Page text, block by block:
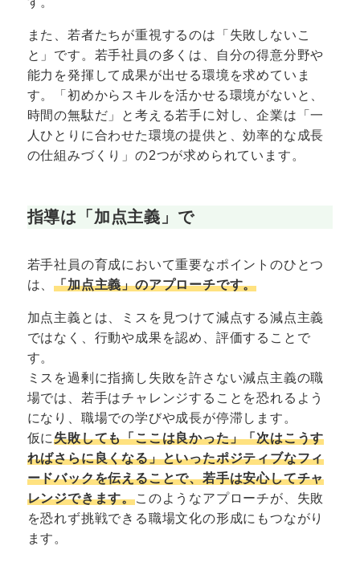
また、若者たちが重視するのは「失敗しないこ
と」です。若手社員の多くは、自分の得意分野や
能力を発揮して成果が出せる環境を求めていま
す。「初めからスキルを活かせる環境がないと、
時間の無駄だ」と考える若手に対し、企業は「一
人ひとりに合わせた環境の提供と、効率的な成長
の仕組みづくり」の2つが求められています。
指導は「加点主義」で
若手社員の育成において重要なポイントのひとつ
は、「加点主義」のアプローチです。
加点主義とは、ミスを見つけて減点する減点主義
ではなく、行動や成果を認め、評価することで
す。
ミスを過剰に指摘し失敗を許さない減点主義の職
場では、若手はチャレンジすることを恐れるよう
になり、職場での学びや成長が停滞します。
仮に失敗しても「ここは良かった」「次はこうす
ればさらに良くなる」といったポジティブなフィ
ードバックを伝えることで、若手は安心してチャ
レンジできます。このようなアプローチが、失敗
を恐れず挑戦できる職場文化の形成にもつながり
ます。